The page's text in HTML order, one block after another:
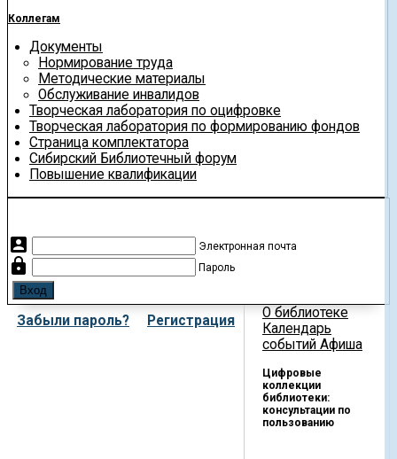
Коллегам
Документы
Нормирование труда
Методические материалы
Обслуживание инвалидов
Творческая лаборатория по оцифровке
Творческая лаборатория по формированию фондов
Страница комплектатора
Сибирский Библиотечный форум
Повышение квалификации
account_box Электронная почта
lock Пароль
Забыли пароль? Регистрация
О библиотеке
Календарь
событий Афиша
Цифровые
коллекции
библиотеки:
консультации по
пользованию